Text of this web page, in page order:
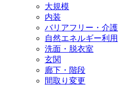
大規模
内装
バリアフリー・介護
自然エネルギー利用
洗面・脱衣室
玄関
廊下・階段
間取り変更